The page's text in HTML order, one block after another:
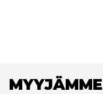
MYYJÄMME